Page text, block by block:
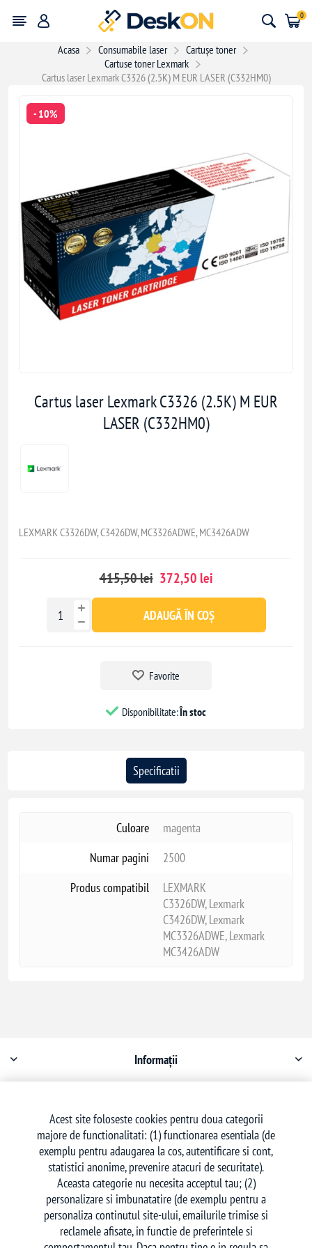
0
Acasa Consumabile laser
Cartușe toner
Cartuse toner Lexmark
Cartus laser Lexmark C3326 (2.5K) M EUR LASER (C332HM0)
- 10%
Cartus laser Lexmark C3326 (2.5K) M EUR
LASER (C332HM0)
LEXMARK C3326DW, C3426DW, MC3326ADWE, MC3426ADW
415,50 lei 372,50 lei
ADAUGĂ ÎN COȘ
Favorite
Disponibilitate:În stoc
Specificatii
Culoare
magenta
Numar pagini
2500
Produs compatibil
LEXMARK
C3326DW, Lexmark
C3426DW, Lexmark
MC3326ADWE, Lexmark
MC3426ADW
Informații
Serviciu clienți
Urmăriți-ne
Acest site foloseste cookies pentru doua categorii
majore de functionalitati: (1) functionarea esentiala (de
exemplu pentru adaugarea la cos, autentificare si cont,
statistici anonime, prevenire atacuri de securitate).
Aceasta categorie nu necesita acceptul tau; (2)
personalizare si imbunatatire (de exemplu pentru a
personaliza continutul site-ului, emailurile trimise si
reclamele afisate, in functie de preferintele si